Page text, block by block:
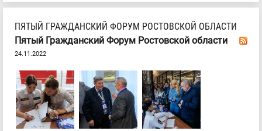
ПЯТЫЙ ГРАЖДАНСКИЙ ФОРУМ РОСТОВСКОЙ ОБЛАСТИ
Пятый Гражданский Форум Ростовской области
24.11.2022